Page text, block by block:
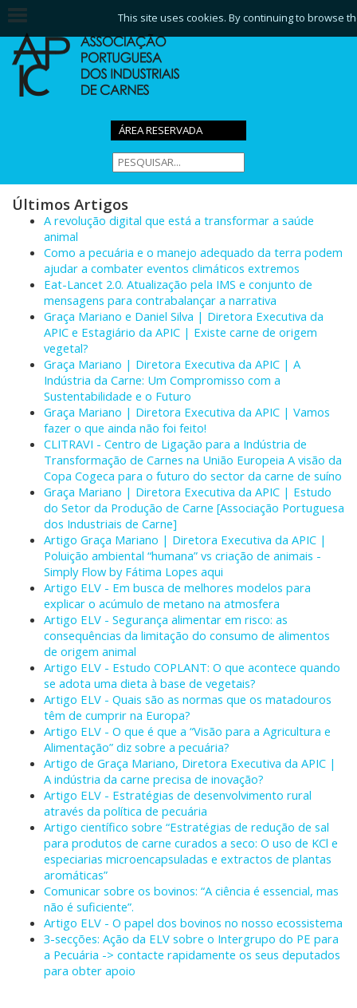
ÁREA RESERVADA
Últimos Artigos
A revolução digital que está a transformar a saúde
animal
Como a pecuária e o manejo adequado da terra podem
ajudar a combater eventos climáticos extremos
Eat-Lancet 2.0. Atualização pela IMS e conjunto de
mensagens para contrabalançar a narrativa
Graça Mariano e Daniel Silva | Diretora Executiva da
APIC e Estagiário da APIC | Existe carne de origem
vegetal?
Graça Mariano | Diretora Executiva da APIC | A
Indústria da Carne: Um Compromisso com a
Sustentabilidade e o Futuro
Graça Mariano | Diretora Executiva da APIC | Vamos
fazer o que ainda não foi feito!
CLITRAVI - Centro de Ligação para a Indústria de
Transformação de Carnes na União Europeia A visão da
Copa Cogeca para o futuro do sector da carne de suíno
Graça Mariano | Diretora Executiva da APIC | Estudo
do Setor da Produção de Carne [Associação Portuguesa
dos Industriais de Carne]
Artigo Graça Mariano | Diretora Executiva da APIC |
Poluição ambiental “humana” vs criação de animais -
Simply Flow by Fátima Lopes aqui
Artigo ELV - Em busca de melhores modelos para
explicar o acúmulo de metano na atmosfera
Artigo ELV - Segurança alimentar em risco: as
consequências da limitação do consumo de alimentos
de origem animal
Artigo ELV - Estudo COPLANT: O que acontece quando
se adota uma dieta à base de vegetais?
Artigo ELV - Quais são as normas que os matadouros
têm de cumprir na Europa?
Artigo ELV - O que é que a “Visão para a Agricultura e
Alimentação” diz sobre a pecuária?
Artigo de Graça Mariano, Diretora Executiva da APIC |
A indústria da carne precisa de inovação?
Artigo ELV - Estratégias de desenvolvimento rural
através da política de pecuária
Artigo científico sobre “Estratégias de redução de sal
para produtos de carne curados a seco: O uso de KCl e
especiarias microencapsuladas e extractos de plantas
aromáticas”
Comunicar sobre os bovinos: “A ciência é essencial, mas
não é suficiente”.
Artigo ELV - O papel dos bovinos no nosso ecossistema
3-secções: Ação da ELV sobre o Intergrupo do PE para
a Pecuária -> contacte rapidamente os seus deputados
para obter apoio
This site uses cookies. By continuing to browse